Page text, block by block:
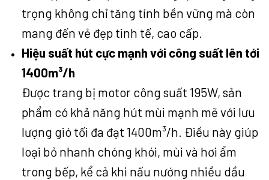
trọng không chỉ tăng tính bền vững mà còn
mang đến vẻ đẹp tinh tế, cao cấp.
Hiệu suất hút cực mạnh với công suất lên tới
1400m³/h
Được trang bị motor công suất 195W, sản
phẩm có khả năng hút mùi mạnh mẽ với lưu
lượng gió tối đa đạt 1400m³/h. Điều này giúp
loại bỏ nhanh chóng khói, mùi và hơi ẩm
trong bếp, kể cả khi nấu nướng nhiều dầu